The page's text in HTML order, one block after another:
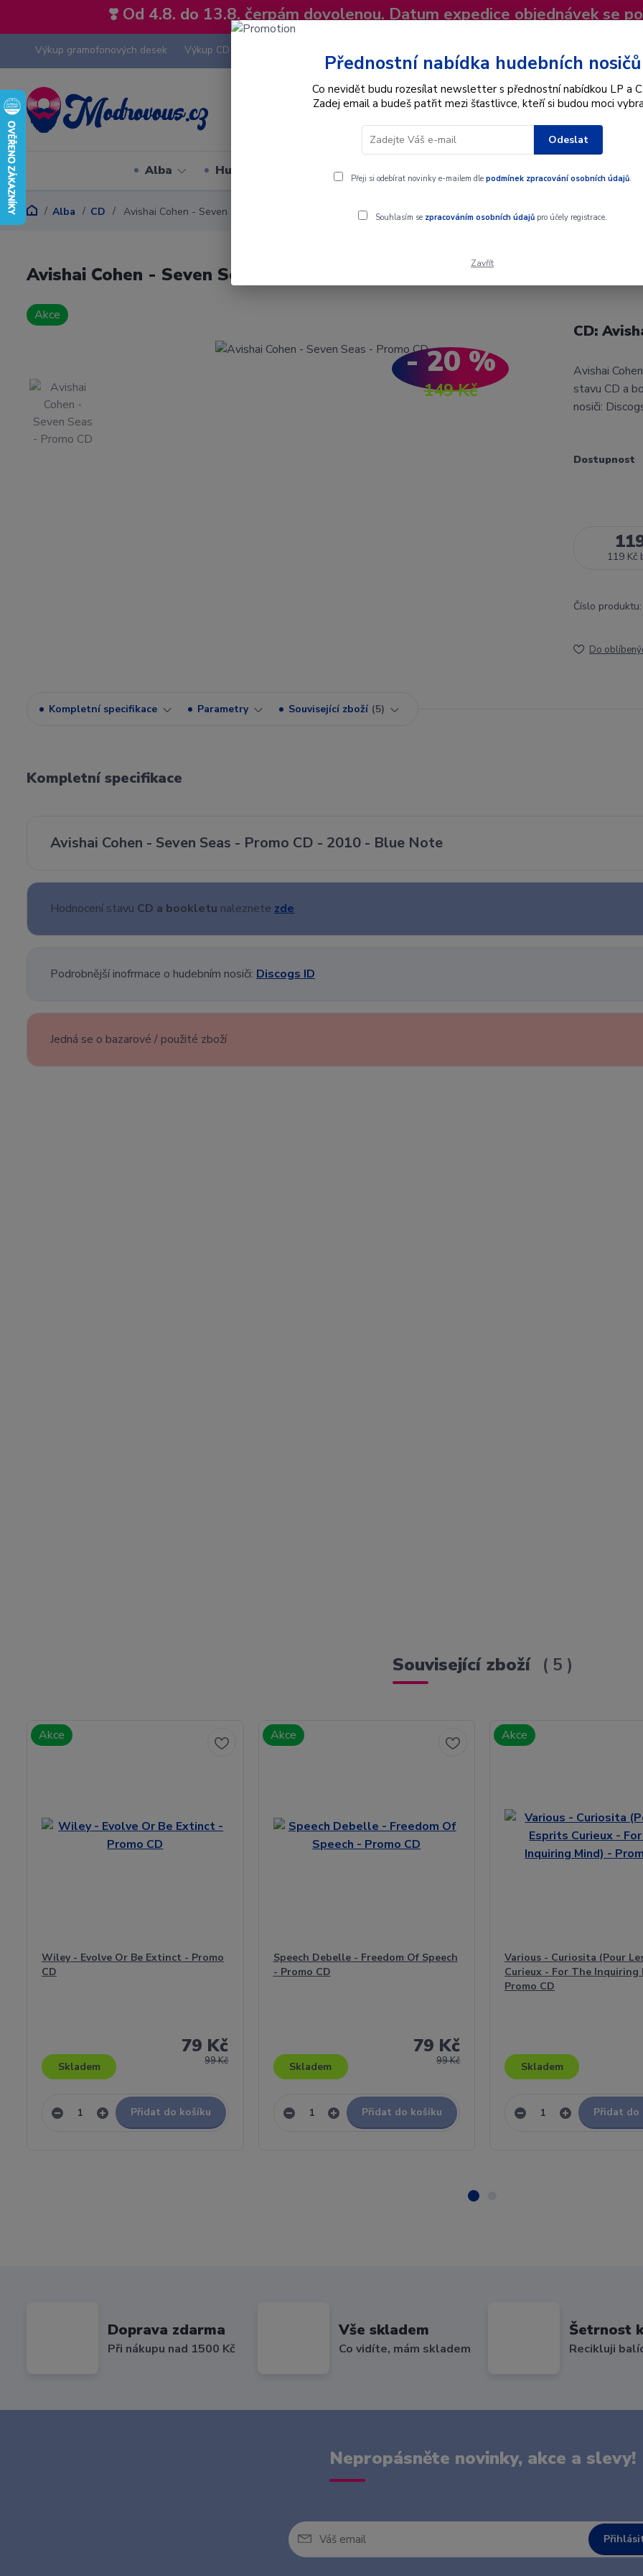
❣️ Od 4.8. do 13.8. čerpám dovolenou. Datum expedice objednávek se
Výkup gramofonových desek Výkup CD
Hledat
Alba Hudební styly Interpret Dárkové poukazy
Alba CD Avishai Cohen - Seven Seas - Promo CD
Avishai Cohen - Seven Seas - Promo CD
Akce
149 Kč
- 20 %
CD:
Avishai
stavu CD a
nosiči:
Dostupnost
119 Kč
Číslo produktu:
Do
Kompletní specifikace Parametry Související zboží 5
Kompletní specifikace
Avishai Cohen - Seven Seas - Promo CD - 2010 - Blue Note
Hodnocení stavu CD a bookletu naleznete zde
Podrobnější inofrmace o hudebním nosiči: Discogs ID
Jedná se o bazarové / použité zboží
Související zboží 5
Akce
Wiley - Evolve Or Be Extinct - Promo
CD
99 Kč
79 Kč
Skladem
Přidat do košíku
Akce
Speech Debelle - Freedom Of Speech
- Promo CD
99 Kč
79 Kč
Skladem
Přidat do košíku
Akce
Various - Curiosita (Pour
Curieux - For The Inquiring
Promo CD
Skladem
Přidat do
Doprava zdarma
Při nákupu nad 1500 Kč
Vše skladem
Co vidíte, mám skladem
Šetrnost
Recikluji
Nepropásněte novinky, akce a slevy!
Přednostní nabídka hudebních nosičů
Co nevidět budu rozesílat newsletter s přednostní nabídkou LP a
Zadej email a budeš patřit mezi šťastlivce, kteří si budou moci
Odeslat
Přeji si odebírat novinky e-mailem dle podmínek zpracování osobních údajů.
Souhlasím se zpracováním osobních údajůpro účely registrace.
Zavřít